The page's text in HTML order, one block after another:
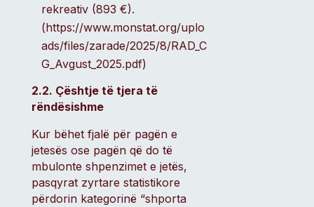
rekreativ (893 €).
(https://www.monstat.org/uplo
ads/files/zarade/2025/8/RAD_C
G_Avgust_2025.pdf)
2.2. Çështje të tjera të
rëndësishme
Kur bëhet fjalë për pagën e
jetesës ose pagën që do të
mbulonte shpenzimet e jetës,
pasqyrat zyrtare statistikore
përdorin kategorinë “shporta